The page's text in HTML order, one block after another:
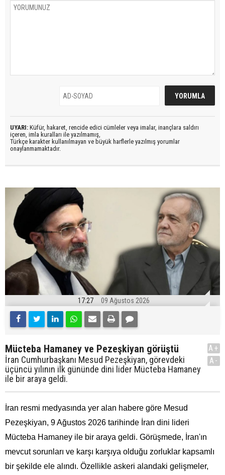
UYARI: Küfür, hakaret, rencide edici cümleler veya imalar, inançlara saldırı
içeren, imla kuralları ile yazılmamış,
Türkçe karakter kullanılmayan ve büyük harflerle yazılmış yorumlar
onaylanmamaktadır.
17:27 09 Ağustos 2026
Mücteba Hamaney ve Pezeşkiyan görüştü
İran Cumhurbaşkanı Mesud Pezeşkiyan, görevdeki
üçüncü yılının ilk gününde dini lider Mücteba Hamaney
ile bir araya geldi.
A+
A-
İran resmi medyasında yer alan habere göre Mesud
Pezeşkiyan, 9 Ağustos 2026 tarihinde İran dini lideri
Mücteba Hamaney ile bir araya geldi. Görüşmede, İran'ın
mevcut sorunları ve karşı karşıya olduğu zorluklar kapsamlı
bir şekilde ele alındı. Özellikle askeri alandaki gelişmeler,